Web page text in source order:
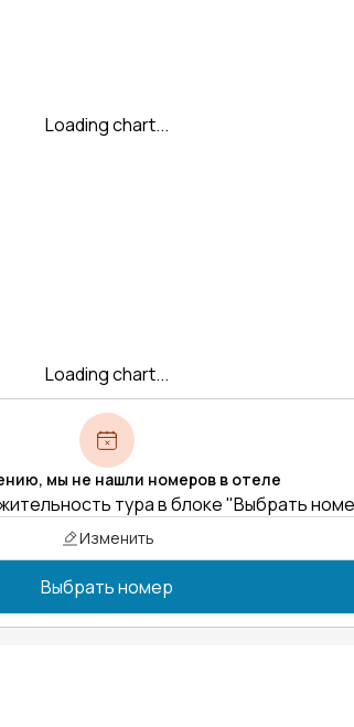
Loading chart...
Loading chart...
мы не нашли номеров в отеле
тура в блоке "Выбрать
Изменить
Выбрать номер